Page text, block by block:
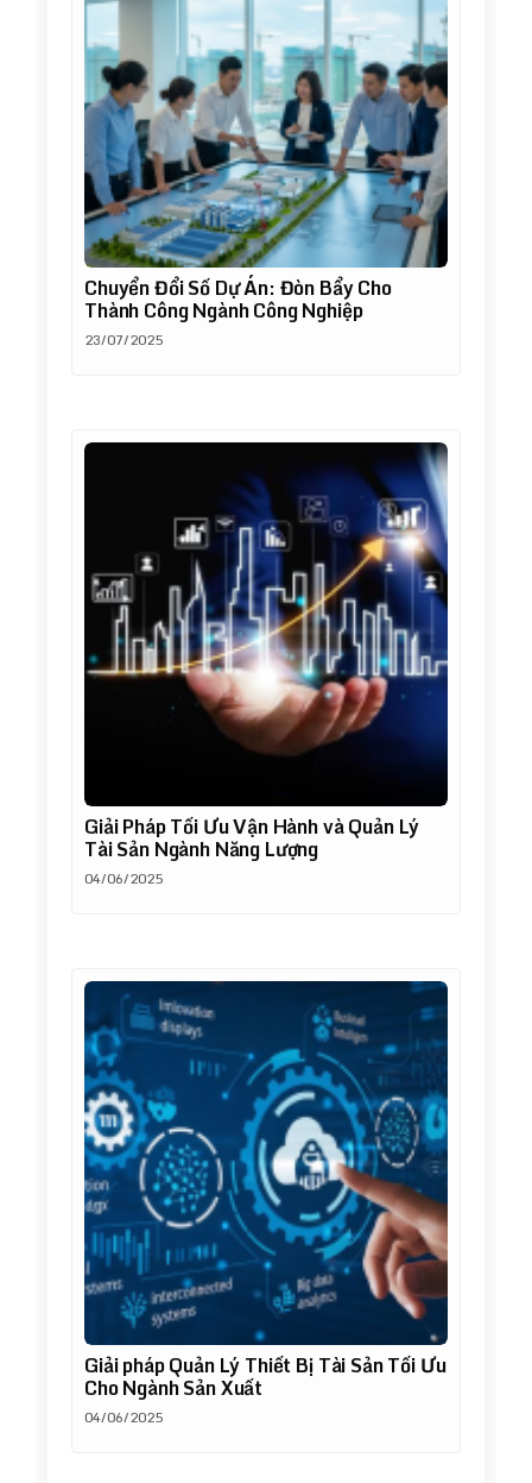
Chuyển Đổi Số Dự Án: Đòn Bẩy Cho
Thành Công Ngành Công Nghiệp
23/07/2025
Giải Pháp Tối Ưu Vận Hành và Quản Lý
Tài Sản Ngành Năng Lượng
04/06/2025
Giải pháp Quản Lý Thiết Bị Tài Sản Tối Ưu
Cho Ngành Sản Xuất
04/06/2025